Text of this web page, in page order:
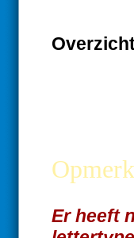
Er heeft